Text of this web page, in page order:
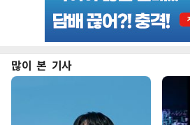
많이 본 기사